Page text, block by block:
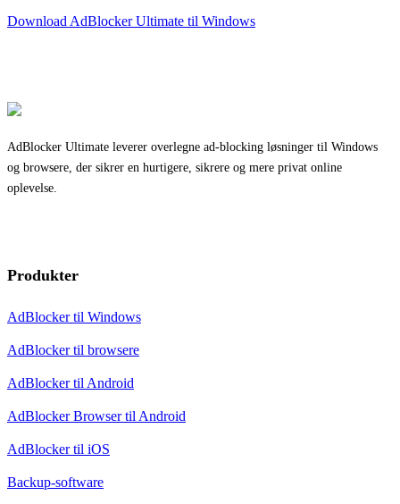
Download AdBlocker Ultimate til Windows
AdBlocker Ultimate leverer overlegne ad-blocking løsninger til Windows
og browsere, der sikrer en hurtigere, sikrere og mere privat online
oplevelse.
Produkter
AdBlocker til Windows
AdBlocker til browsere
AdBlocker til Android
AdBlocker Browser til Android
AdBlocker til iOS
Backup-software